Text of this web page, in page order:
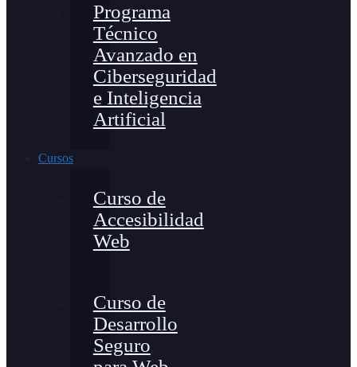
Programa
Técnico
Avanzado en
Ciberseguridad
e Inteligencia
Artificial
Cursos
Curso de
Accesibilidad
Web
Curso de
Desarrollo
Seguro